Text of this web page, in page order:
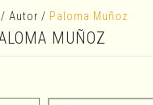
/ Autor / Paloma Muñoz
MUÑOZ